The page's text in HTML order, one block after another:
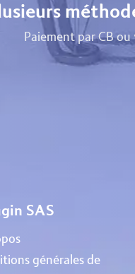
Paiement par CB
SAS
générales de